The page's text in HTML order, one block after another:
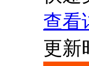
查看
更新